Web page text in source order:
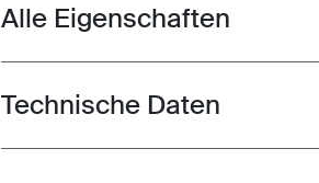
Toggle features
Alle Eigenschaften
Toggle techspec
Technische Daten